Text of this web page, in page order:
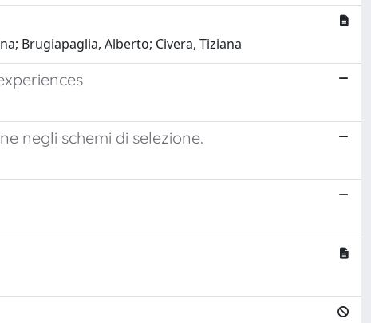
Brugiapaglia, Alberto; Civera, Tiziana
negli schemi di selezione.